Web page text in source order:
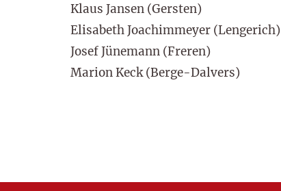
Klaus Jansen (Gersten)
Elisabeth Joachimmeyer (Lengerich)
Josef Jünemann (Freren)
Marion Keck (Berge-Dalvers)